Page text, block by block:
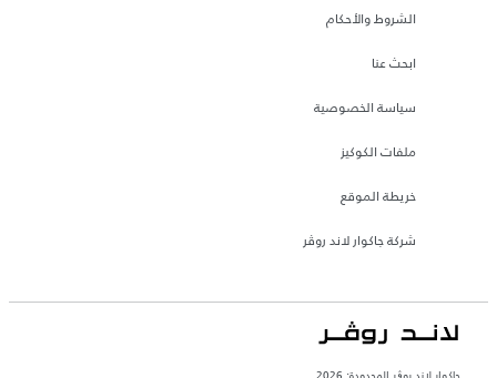
الشروط والأحكام
ابحث عنا
سياسة الخصوصية
ملفات الكوكيز
خريطة الموقع
شركة جاكوار لاند روڤر